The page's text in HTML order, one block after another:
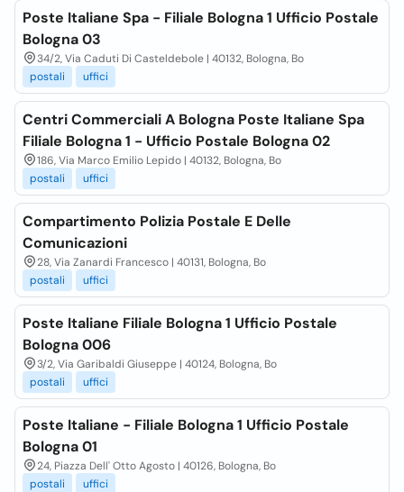
Poste Italiane Spa - Filiale Bologna 1 Ufficio Postale
Bologna 03
34/2, Via Caduti Di Casteldebole | 40132, Bologna, Bo
postali
uffici
Centri Commerciali A Bologna Poste Italiane Spa
Filiale Bologna 1 - Ufficio Postale Bologna 02
186, Via Marco Emilio Lepido | 40132, Bologna, Bo
postali
uffici
Compartimento Polizia Postale E Delle
Comunicazioni
28, Via Zanardi Francesco | 40131, Bologna, Bo
postali
uffici
Poste Italiane Filiale Bologna 1 Ufficio Postale
Bologna 006
3/2, Via Garibaldi Giuseppe | 40124, Bologna, Bo
postali
uffici
Poste Italiane - Filiale Bologna 1 Ufficio Postale
Bologna 01
24, Piazza Dell' Otto Agosto | 40126, Bologna, Bo
postali
uffici